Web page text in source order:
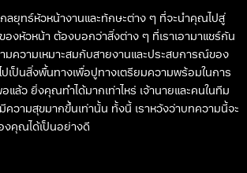
ลยุทธ์หัวหน้างานและทักษะต่าง ๆ ที่จะนำคุณไปสู่
องหัวหน้า ต้องบอกว่าสิ่งต่าง ๆ ที่เราเอามาแชร์กัน
มความเหมาะสมกับสายงานและประสบการณ์ของ
เป็นสิ่งพื้นทางเพื่อปูทางเตรียมความพร้อมในการ
แล้ว ยิ่งคุณทำได้มากเท่าไหร่ เจ้านายและคนในทีม
วามสุขมากขึ้นเท่านั้น ทั้งนี้ เราหวังว่าบทความนี้จะ
คุณได้เป็นอย่างดี